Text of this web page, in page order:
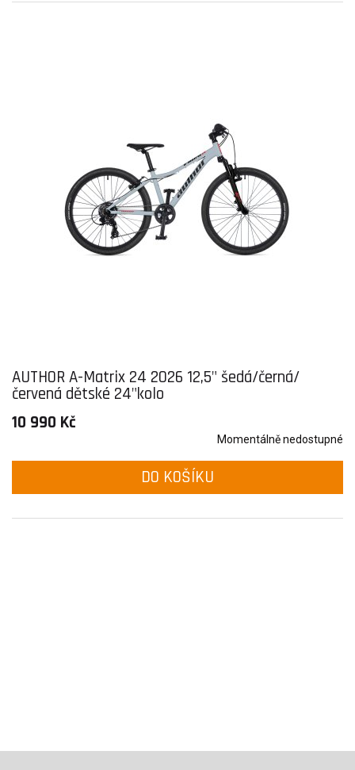
AUTHOR A-Matrix 24 2026 12,5" šedá/černá/
červená dětské 24"kolo
10 990 Kč
Momentálně nedostupné
DO KOŠÍKU